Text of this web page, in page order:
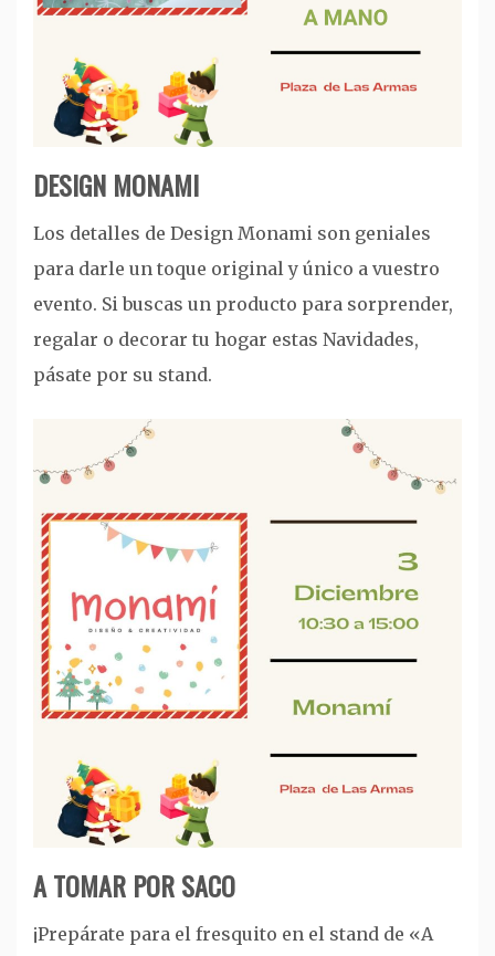
DESIGN MONAMI
Los detalles de Design Monami son geniales
para darle un toque original y único a vuestro
evento. Si buscas un producto para sorprender,
regalar o decorar tu hogar estas Navidades,
pásate por su stand.
A TOMAR POR SACO
¡Prepárate para el fresquito en el stand de «A